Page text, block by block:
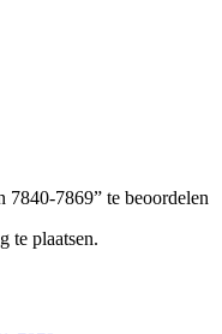
7840-7869” te beoordelen
te plaatsen.